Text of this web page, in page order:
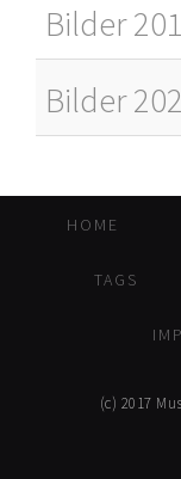
Bilder
Bilder
HOME
TAGS
(c) 2017